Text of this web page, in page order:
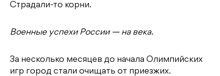
Страдали-то корни.
Военные успехи России — на века.
За несколько месяцев до начала Олимпийских
игр город стали очищать от приезжих.